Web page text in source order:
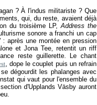
? À l'indus militariste ? Que
qui, du reste, avaient déjà
du troisième LP,Address the
sonore a franchi un cap
après une montée en pression
et Jona Tee, retentit un riff
reste guillerette. Le chant
, dope le couplet puis un refrain
dégourdit les phalanges avec
qui vaut pour l'ensemble du
d'Upplands Väsby auront